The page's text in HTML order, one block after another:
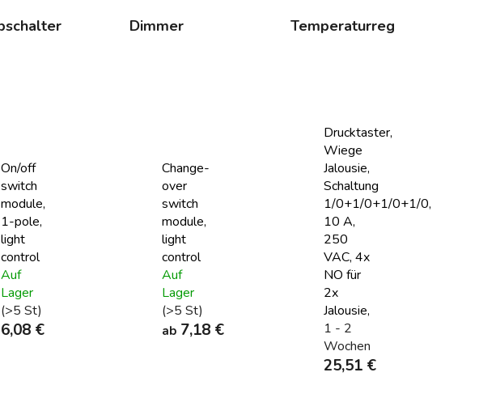
Dimmer Temperaturregler
On/off
switch
module,
1-pole,
light
control
Auf
Lager
(>5 St)
6,08 €
Change-
over
switch
module,
light
control
Auf
Lager
(>5 St)
ab 7,18 €
Drucktaster,
Wiege
Jalousie,
Schaltung
1/0+1/0+1/0+1/0,
10 A,
250
VAC, 4x
NO für
2x
Jalousie,
1 - 2
Wochen
25,51 €